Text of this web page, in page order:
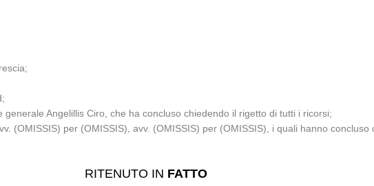
Angelillis Ciro, che ha concluso chiedendo il rigetto di tutti i ricorsi;
(OMISSIS) per (OMISSIS), avv. (OMISSIS) per (OMISSIS), i quali hanno concluso
RITENUTO IN FATTO